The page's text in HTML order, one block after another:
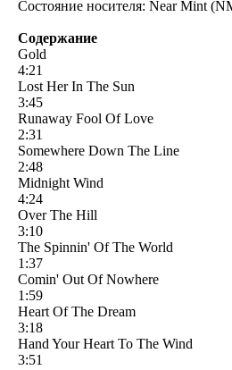
Состояние носителя: Near Mint
Содержание
Gold
4:21
Lost Her In The Sun
3:45
Runaway Fool Of Love
2:31
Somewhere Down The Line
2:48
Midnight Wind
4:24
Over The Hill
3:10
The Spinnin' Of The World
1:37
Comin' Out Of Nowhere
1:59
Heart Of The Dream
3:18
Hand Your Heart To The Wind
3:51